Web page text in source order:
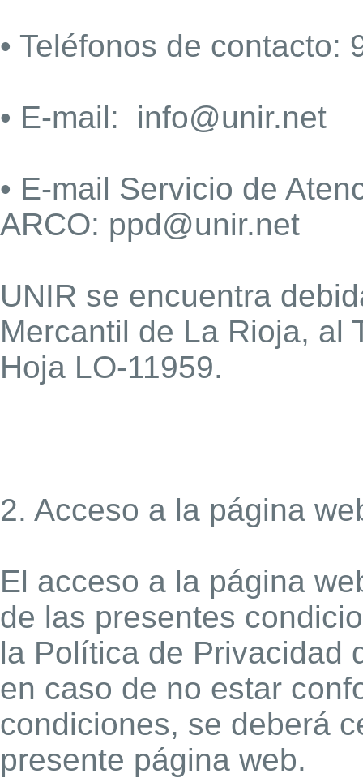
• Teléfonos de contacto:
• E-mail: info@unir.net
• E-mail Servicio de
ARCO: ppd@unir.net
UNIR se encuentra
Mercantil de La Rioja, al
Hoja LO-11959.
2. Acceso a la página
El acceso a la página
de las presentes
la Política de Privacidad
en caso de no estar
condiciones, se deberá
presente página web.